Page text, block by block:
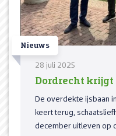
Nieuws
28 juli 2025
Dordrecht krijgt
De overdekte ijsbaan
keert terug,
december uitleven op